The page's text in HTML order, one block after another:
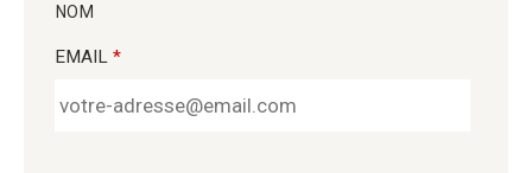
NOM
EMAIL *